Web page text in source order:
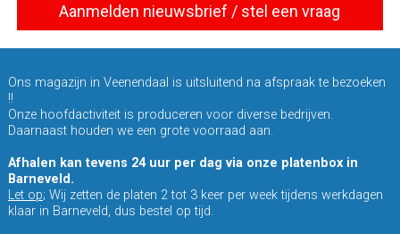
Aanmelden nieuwsbrief / stel een vraag
Ons magazijn in Veenendaal is uitsluitend na afspraak te bezoeken
!!
Onze hoofdactiviteit is produceren voor diverse bedrijven.
Daarnaast houden we een grote voorraad aan.
Afhalen kan tevens 24 uur per dag via onze platenbox in
Barneveld.
Let op; Wij zetten de platen 2 tot 3 keer per week tijdens werkdagen
klaar in Barneveld, dus bestel op tijd.